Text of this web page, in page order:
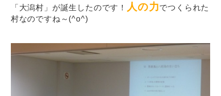
「大潟村」が誕生したのです！
人の力でつくられた
村なのですね～(^o^)